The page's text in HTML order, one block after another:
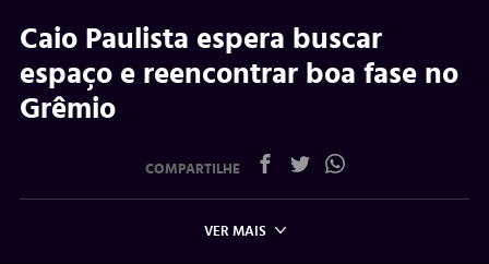
Caio Paulista espera buscar
espaço e reencontrar boa fase no
Grêmio
COMPARTILHE
VER MAIS